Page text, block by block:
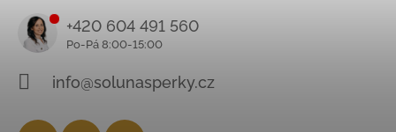
+420 604 491 560
info@solunasperky.cz